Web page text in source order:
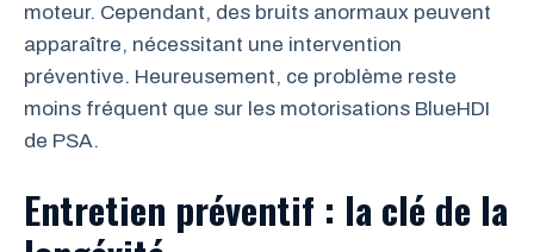
moteur. Cependant, des bruits anormaux peuvent
apparaître, nécessitant une intervention
préventive. Heureusement, ce problème reste
moins fréquent que sur les motorisations BlueHDI
de PSA.
Entretien préventif : la clé de la